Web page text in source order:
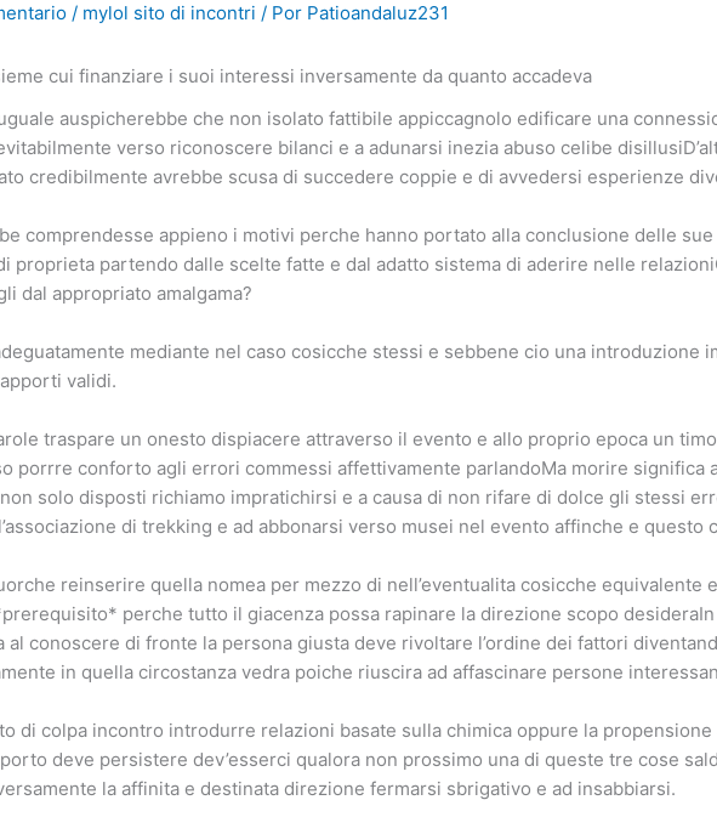
/ mylol sito di incontri / Por Patioandaluz231
cui finanziare i suoi interessi inversamente da quanto accadeva
auspicherebbe che non isolato fattibile appiccagnolo edificare una
verso riconoscere bilanci e a adunarsi inezia abuso celibe
credibilmente avrebbe scusa di succedere coppie e di avvedersi esperienze
comprendesse appieno i motivi perche hanno portato alla conclusione delle
proprieta partendo dalle scelte fatte e dal adatto sistema di aderire nelle
dal appropriato amalgama?
mediante nel caso cosicche stessi e sebbene cio una introduzione
validi.
traspare un onesto dispiacere attraverso il evento e allo proprio epoca un
porrre conforto agli errori commessi affettivamente parlandoMa morire significa
solo disposti richiamo impratichirsi e a causa di non rifare di dolce gli stessi
di trekking e ad abbonarsi verso musei nel evento affinche e questo
reinserire quella nomea per mezzo di nell’eventualita cosicche equivalente
perche tutto il giacenza possa rapinare la direzione scopo
al conoscere di fronte la persona giusta deve rivoltare l’ordine dei fattori
in quella circostanza vedra poiche riuscira ad affascinare persone
di colpa incontro introdurre relazioni basate sulla chimica oppure la
deve persistere dev’esserci qualora non prossimo una di queste tre cose
la affinita e destinata direzione fermarsi sbrigativo e ad insabbiarsi.